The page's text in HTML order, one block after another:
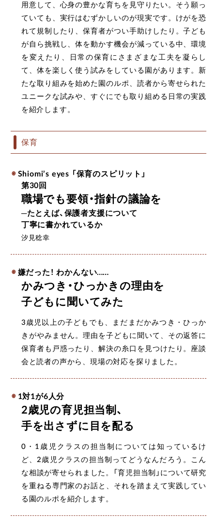
用意して、心身の豊かな育ちを見守りたい。そう願っ
ていても、実行はむずかしいのが現実です。けがを恐
れて規制したり、保育者がつい手助けしたり。子ども
が自ら挑戦し、体を動かす機会が減っている中、環境
を変えたり、日常の保育にさまざまな工夫を凝らし
て、体を楽しく使う試みをしている園があります。新
たな取り組みを始めた園のルポ、読者から寄せられた
ユニークな試みや、すぐにでも取り組める日常の実践
を紹介します。
保育
Shiomi’s eyes 「保育のスピリット」
第30回
職場でも要領・指針の議論を
─たとえば、保護者支援について
丁寧に書かれているか
汐見稔幸
嫌だった！ わかんない……
かみつき・ひっかきの理由を
子どもに聞いてみた
3歳児以上の子どもでも、まだまだかみつき・ひっか
きがやみません。理由を子どもに聞いて、その返答に
保育者も戸惑ったり、解決の糸口を見つけたり。座談
会と読者の声から、現場の対応を探りました。
1対1が6人分
2歳児の育児担当制、
手を出さずに目を配る
0・1歳児クラスの担当制については知っているけ
ど、2歳児クラスの担当制ってどうなんだろう。こん
な相談が寄せられました。「育児担当制」について研究
を重ねる専門家のお話と、それを踏まえて実践してい
る園のルポを紹介します。